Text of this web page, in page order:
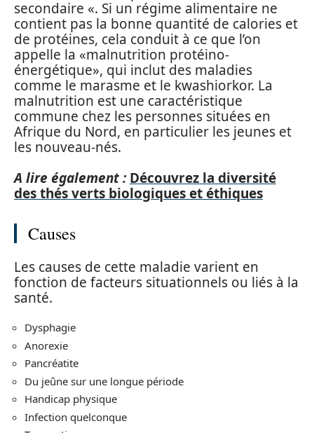
secondaire «. Si un régime alimentaire ne
contient pas la bonne quantité de calories et
de protéines, cela conduit à ce que l’on
appelle la «malnutrition protéino-
énergétique», qui inclut des maladies
comme le marasme et le kwashiorkor. La
malnutrition est une caractéristique
commune chez les personnes situées en
Afrique du Nord, en particulier les jeunes et
les nouveau-nés.
A lire également : Découvrez la diversité
des thés verts biologiques et éthiques
Causes
Les causes de cette maladie varient en
fonction de facteurs situationnels ou liés à la
santé.
Dysphagie
Anorexie
Pancréatite
Du jeûne sur une longue période
Handicap physique
Infection quelconque